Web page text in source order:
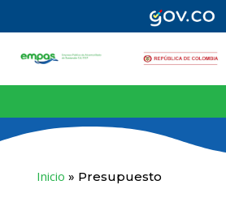
Inicio » Presupuesto